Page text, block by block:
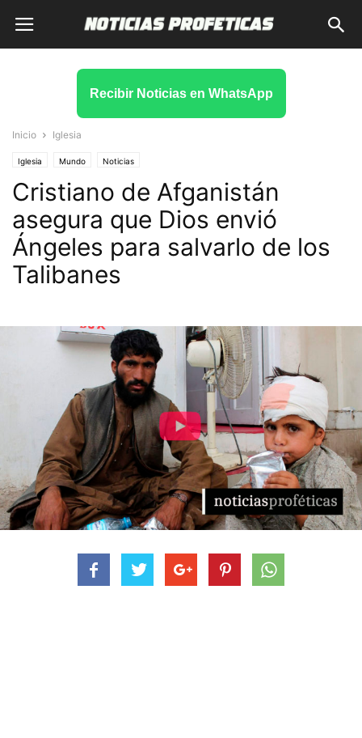
Recibir Noticias en WhatsApp
Inicio Iglesia
Iglesia Mundo Noticias
Cristiano de Afganistán
asegura que Dios envió
Ángeles para salvarlo de los
Talibanes